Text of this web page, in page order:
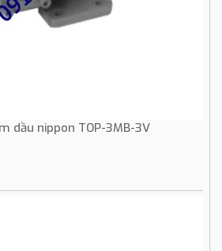
dầu nippon TOP-3MB-3V